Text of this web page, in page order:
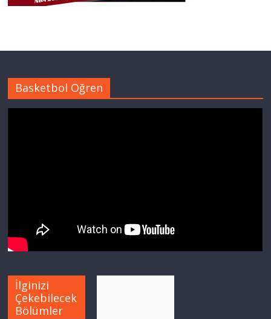
Basketbol Öğren
İlginizi
Çekebilecek
Bölümler